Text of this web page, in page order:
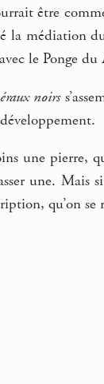
être
la médiation
le Ponge du
noirs
une pierre,
une. Mais
qu’on